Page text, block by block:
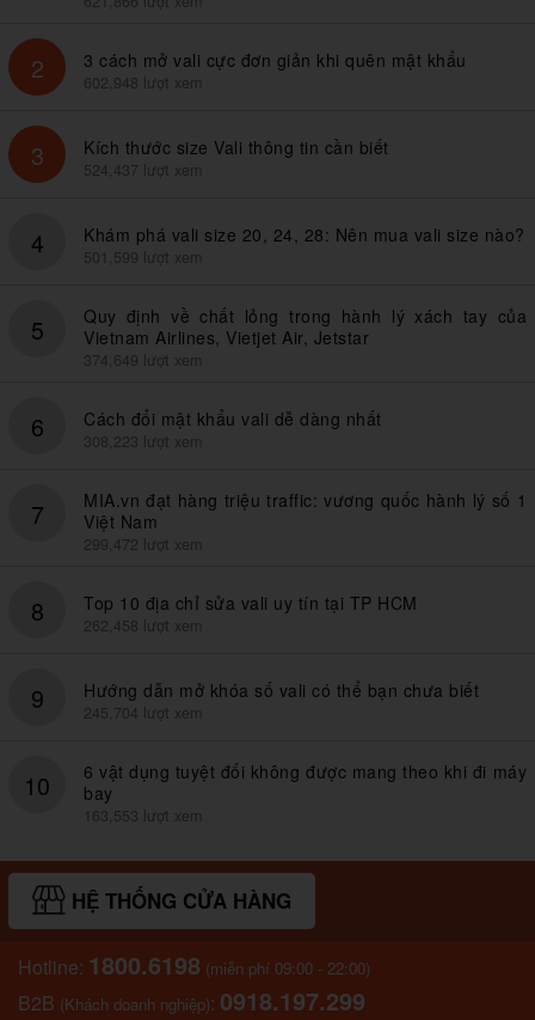
2 3 cách mở vali cực đơn giản khi quên mật khẩu
602,948 lượt xem
3 Kích thước size Vali thông tin cần biết
524,437 lượt xem
4 Khám phá vali size 20, 24, 28: Nên mua vali size nào?
501,599 lượt xem
5
Quy định về chất lỏng trong hành lý xách tay của
Vietnam Airlines, Vietjet Air, Jetstar
374,649 lượt xem
6 Cách đổi mật khẩu vali dễ dàng nhất
308,223 lượt xem
7
MIA.vn đạt hàng triệu traffic: vương quốc hành lý số 1
Việt Nam
299,472 lượt xem
8 Top 10 địa chỉ sửa vali uy tín tại TP HCM
262,458 lượt xem
9 Hướng dẫn mở khóa số vali có thể bạn chưa biết
245,704 lượt xem
10
6 vật dụng tuyệt đối không được mang theo khi đi máy
bay
163,553 lượt xem
HỆ THỐNG CỬA HÀNG
Hotline: 1800.6198 (miễn phí 09:00 - 22:00)
B2B (Khách doanh nghiệp): 0918.197.299